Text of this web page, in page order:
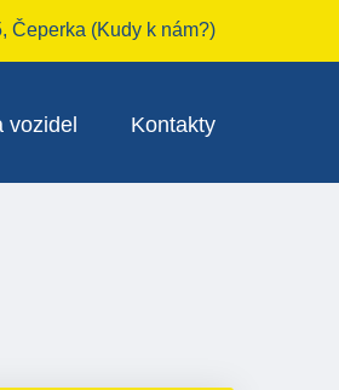
Čeperka (Kudy k nám?)
vozidel Kontakty